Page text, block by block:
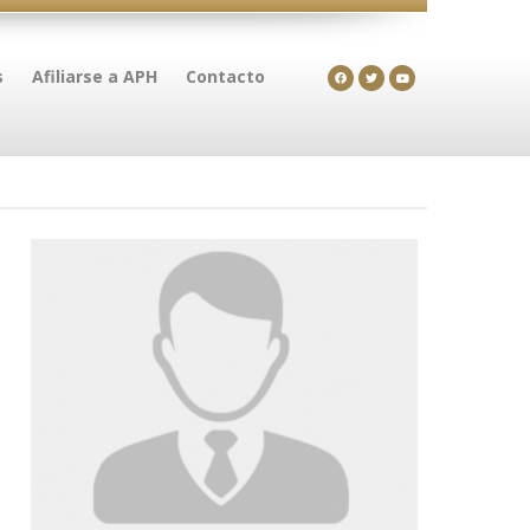
Afiliarse a APH Contacto